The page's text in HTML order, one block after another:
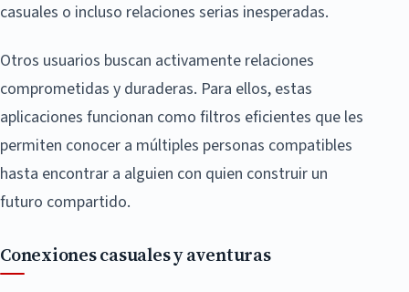
casuales o incluso relaciones serias inesperadas.
Otros usuarios buscan activamente relaciones
comprometidas y duraderas. Para ellos, estas
aplicaciones funcionan como filtros eficientes que les
permiten conocer a múltiples personas compatibles
hasta encontrar a alguien con quien construir un
futuro compartido.
Conexiones casuales y aventuras